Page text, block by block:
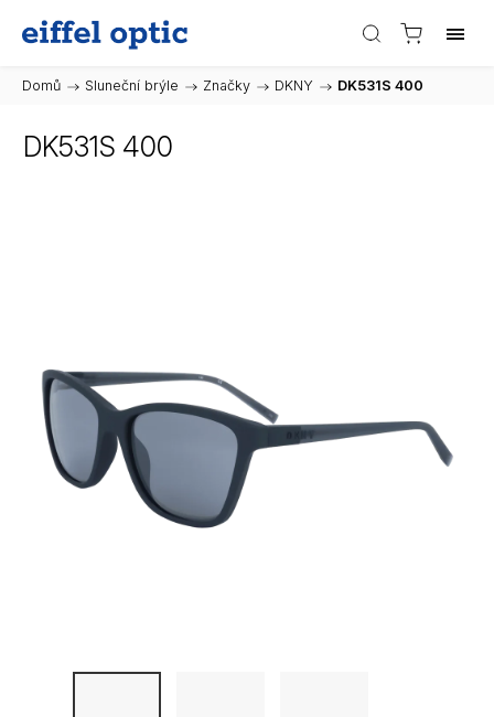
Domů / Sluneční brýle / Značky / DKNY / DK531S 400
DK531S 400